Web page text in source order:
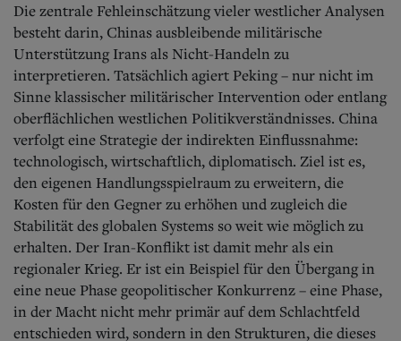
Die zentrale Fehleinschätzung vieler westlicher Analysen
besteht darin, Chinas ausbleibende militärische
Unterstützung Irans als Nicht-Handeln zu
interpretieren. Tatsächlich agiert Peking – nur nicht im
Sinne klassischer militärischer Intervention oder entlang
oberflächlichen westlichen Politikverständnisses. China
verfolgt eine Strategie der indirekten Einflussnahme:
technologisch, wirtschaftlich, diplomatisch. Ziel ist es,
den eigenen Handlungsspielraum zu erweitern, die
Kosten für den Gegner zu erhöhen und zugleich die
Stabilität des globalen Systems so weit wie möglich zu
erhalten. Der Iran-Konflikt ist damit mehr als ein
regionaler Krieg. Er ist ein Beispiel für den Übergang in
eine neue Phase geopolitischer Konkurrenz – eine Phase,
in der Macht nicht mehr primär auf dem Schlachtfeld
entschieden wird, sondern in den Strukturen, die dieses